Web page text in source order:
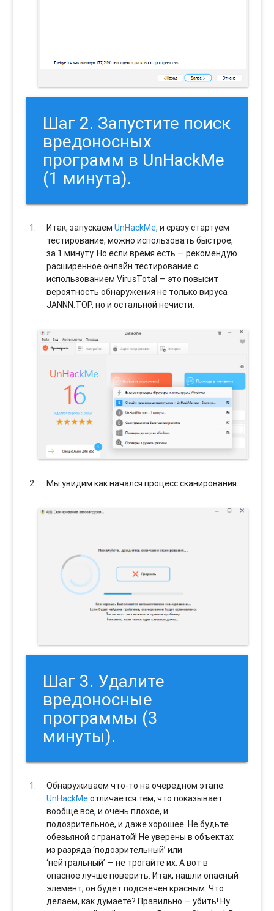
Шаг 2. Запустите поиск
вредоносных
программ в UnHackMe
(1 минута).
Итак, запускаемUnHackMe, и сразу стартуем
тестирование, можно использовать быстрое,
за 1 минуту. Но если время есть — рекомендую
расширенное онлайн тестирование с
использованием VirusTotal — это повысит
вероятность обнаружения не только вируса
JANNN.TOP, но и остальной нечисти.
Мы увидим как начался процесс сканирования.
Шаг 3. Удалите
вредоносные
программы (3
минуты).
Обнаруживаем что-то на очередном этапе.
UnHackMeотличается тем, что показывает
вообще все, и очень плохое, и
подозрительное, и даже хорошее. Не будьте
обезьяной с гранатой! Не уверены в объектах
из разряда ‘подозрительный’ или
‘нейтральный’ — не трогайте их. А вот в
опасное лучше поверить. Итак, нашли опасный
элемент, он будет подсвечен красным. Что
делаем, как думаете? Правильно — убить! Ну